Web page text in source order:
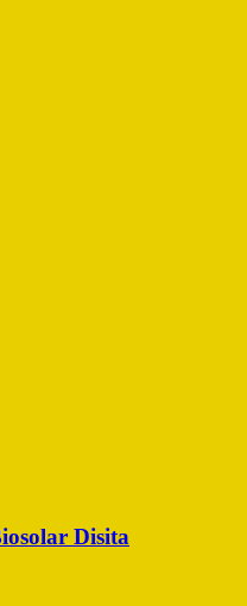
Disita